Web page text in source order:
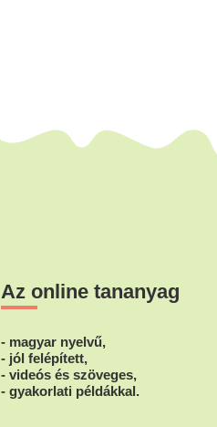
Az online tananyag
- magyar nyelvű,
- jól felépített,
- videós és szöveges,
- gyakorlati példákkal.